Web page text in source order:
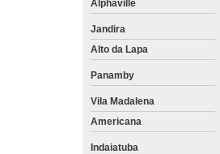
Alphaville
Jandira
Alto da Lapa
Panamby
Vila Madalena
Americana
Indaiatuba